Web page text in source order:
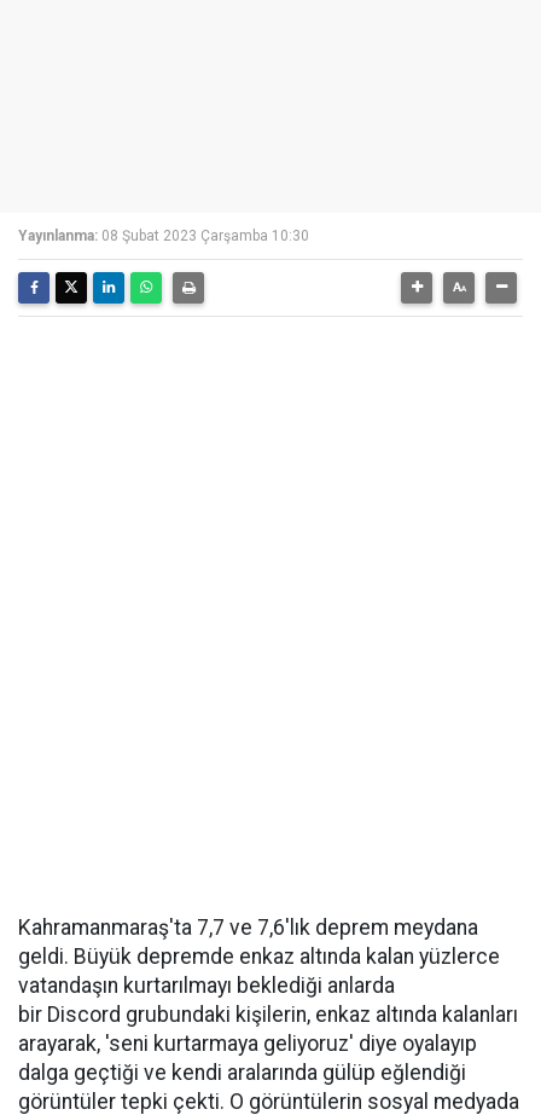
Yayınlanma: 08 Şubat 2023 Çarşamba 10:30
Kahramanmaraş'ta 7,7 ve 7,6'lık deprem meydana
geldi. Büyük depremde enkaz altında kalan yüzlerce
vatandaşın kurtarılmayı beklediği anlarda
bir Discord grubundaki kişilerin, enkaz altında kalanları
arayarak, 'seni kurtarmaya geliyoruz' diye oyalayıp
dalga geçtiği ve kendi aralarında gülüp eğlendiği
görüntüler tepki çekti. O görüntülerin sosyal medyada